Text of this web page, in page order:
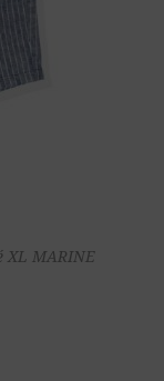
XL MARINE